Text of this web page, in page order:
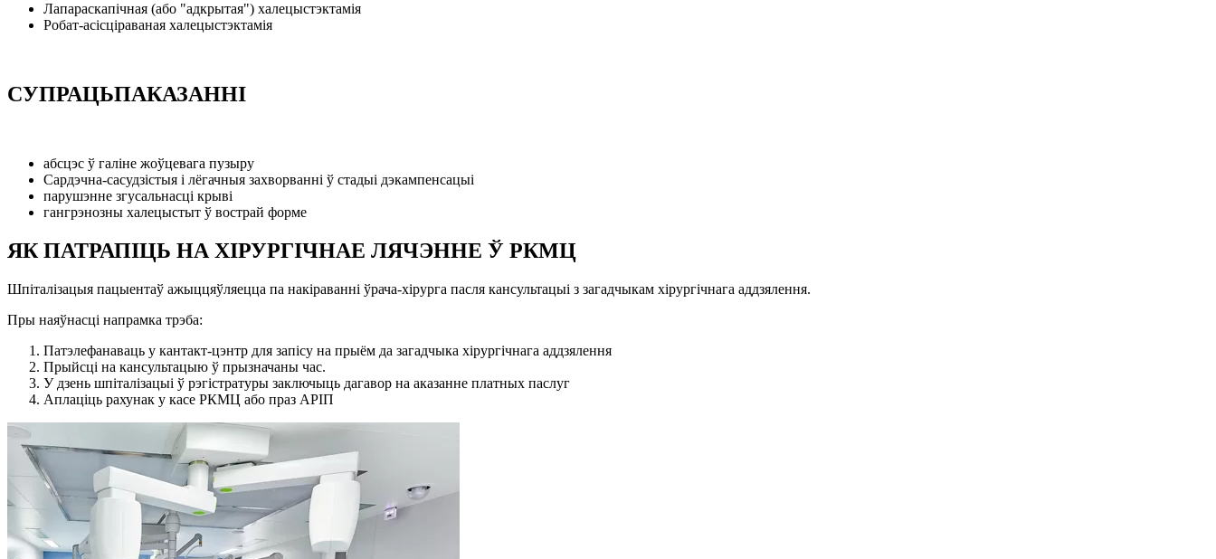
Лапараскапічная (або "адкрытая") халецыстэктамія
Робат-асісціраваная халецыстэктамія
СУПРАЦЬПАКАЗАННІ
абсцэс ў галіне жоўцевага пузыру
Сардэчна-сасудзістыя і лёгачныя захворванні ў стадыі дэкампенсацыі
парушэнне згусальнасці крыві
гангрэнозны халецыстыт ў вострай форме
ЯК ПАТРАПІЦЬ НА ХІРУРГІЧНАЕ ЛЯЧЭННЕ Ў РКМЦ
Шпіталізацыя пацыентаў ажыццяўляецца па накіраванні ўрача-хірурга пасля кансультацыі з загадчыкам хірургічнага аддзялення.
Пры наяўнасці напрамка трэба:
Патэлефанаваць у кантакт-цэнтр для запісу на прыём да загадчыка хірургічнага аддзялення
Прыйсці на кансультацыю ў прызначаны час.
У дзень шпіталізацыі ў рэгістратуры заключыць дагавор на аказанне платных паслуг
Аплаціць рахунак у касе РКМЦ або праз АРІП